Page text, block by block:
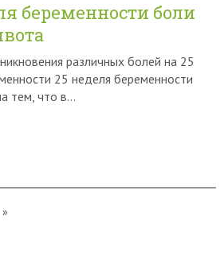
беременности боли
различных болей на 25
25 неделя беременности
тем, что в…
»